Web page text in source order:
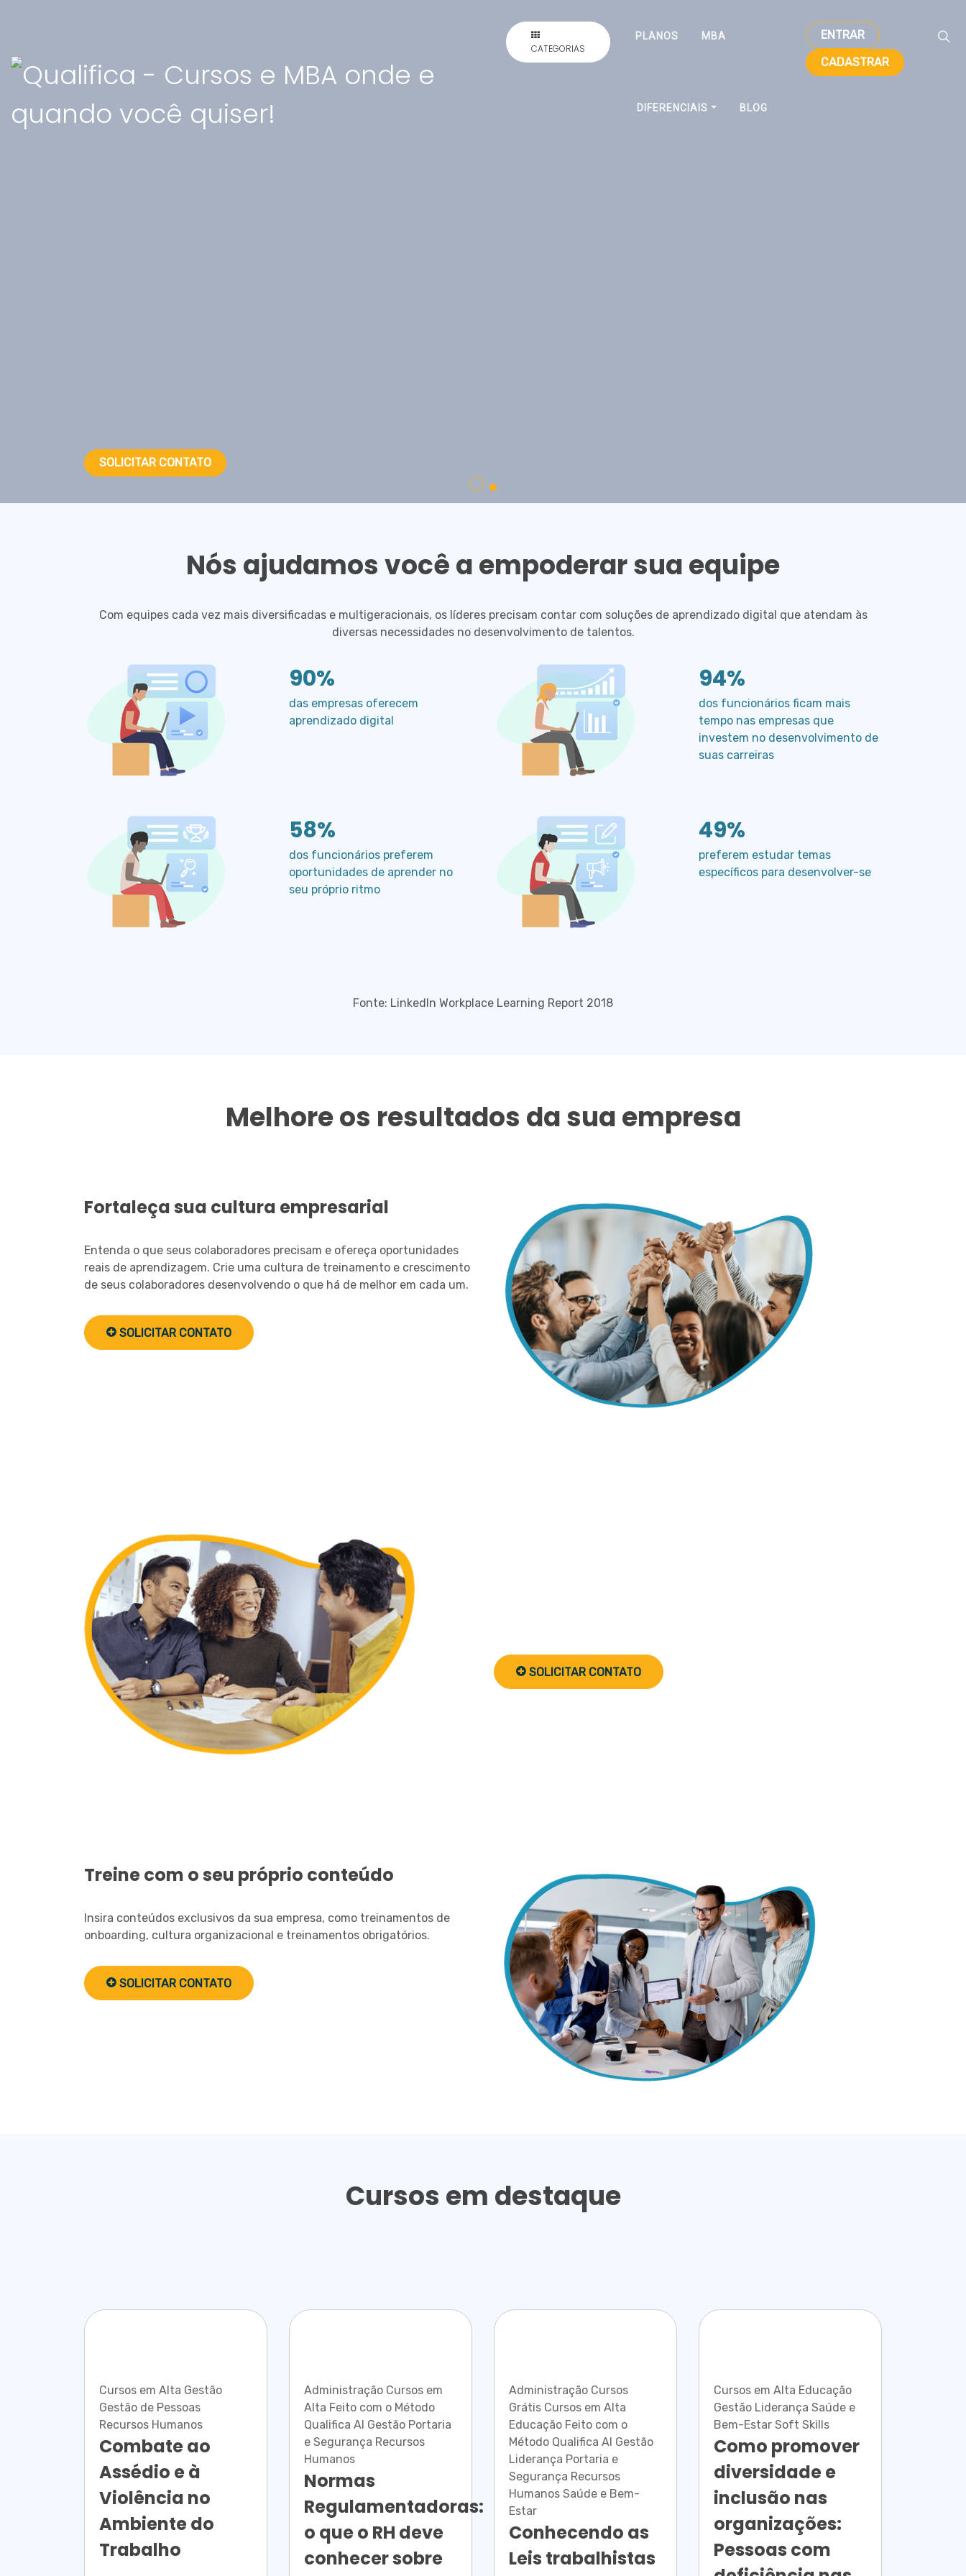
CATEGORIAS
PLANOS MBA
DIFERENCIAIS BLOG
ENTRAR
CADASTRAR
SOLICITAR CONTATO
Nós ajudamos você a empoderar sua equipe
Com equipes cada vez mais diversificadas e multigeracionais, os líderes precisam contar com soluções de aprendizado digital que atendam às
diversas necessidades no desenvolvimento de talentos.
90%
das empresas oferecem
aprendizado digital
94%
dos funcionários ficam mais
tempo nas empresas que
investem no desenvolvimento de
suas carreiras
58%
dos funcionários preferem
oportunidades de aprender no
seu próprio ritmo
49%
preferem estudar temas
específicos para desenvolver-se
Fonte: LinkedIn Workplace Learning Report 2018
Melhore os resultados da sua empresa
Fortaleça sua cultura empresarial
Entenda o que seus colaboradores precisam e ofereça oportunidades
reais de aprendizagem. Crie uma cultura de treinamento e crescimento
de seus colaboradores desenvolvendo o que há de melhor em cada um.
SOLICITAR CONTATO
SOLICITAR CONTATO
Treine com o seu próprio conteúdo
Insira conteúdos exclusivos da sua empresa, como treinamentos de
onboarding, cultura organizacional e treinamentos obrigatórios.
SOLICITAR CONTATO
Cursos em destaque
Cursos em Alta Gestão
Gestão de Pessoas
Recursos Humanos
Combate ao
Assédio e à
Violência no
Ambiente do
Trabalho
Administração Cursos em
Alta Feito com o Método
Qualifica AI Gestão Portaria
e Segurança Recursos
Humanos
Normas
Regulamentadoras:
o que o RH deve
conhecer sobre
Administração Cursos
Grátis Cursos em Alta
Educação Feito com o
Método Qualifica AI Gestão
Liderança Portaria e
Segurança Recursos
Humanos Saúde e Bem-
Estar
Conhecendo as
Leis trabalhistas
Cursos em Alta Educação
Gestão Liderança Saúde e
Bem-Estar Soft Skills
Como promover
diversidade e
inclusão nas
organizações:
Pessoas com